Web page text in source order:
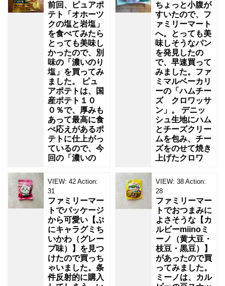
前回、ピュアポ
テト「オホーツ
クの塩と岩塩」
を食べてみたら
とっても美味し
かったので、別
味の「濃いのり
塩」を買ってみ
ました。 ピュ
アポテトは、国
産ポテト１０
０％で、厚みも
あって最高に食
べ応えがあるポ
テトに仕上がっ
ているので、今
回の「濃いの
ちょっと小腹が
すいたので、フ
ァミリーマート
へ。とっても美
味しそうなパン
を発見したの
で、早速買って
みました。ファ
ミマルベーカリ
ーの「ハムチー
ズ クロワッサ
ン」。 デニッ
シュ生地にハム
とチーズクリー
ムを包み、チー
ズをのせて焼き
上げたクロワ
VIEW: 42 Action:
31
ファミリーマー
トでパッケージ
から可愛い【ぷ
にキャラグミち
いかわ（グレー
プ味）】を見つ
けたので買っち
ゃいました。条
件反射的に購入
VIEW: 38 Action:
28
ファミリーマー
トでおつまみに
よさそうな【カ
ルビーmiinoミ
ーノ（黄大豆・
枝豆・黒豆）】
があったので買
ってみました。
ミーノは、カル